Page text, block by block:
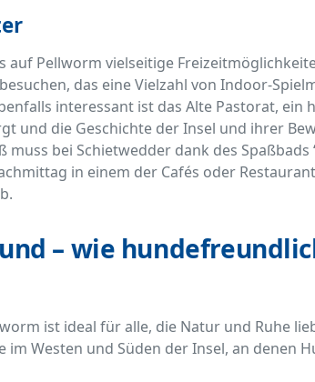
auf Pellworm vielseitige
das eine Vielzahl von Indoor-
interessant ist das Alte Pastorat, ein
und die Geschichte der Insel und ihrer
muss bei Schietwedder dank des Spaßbads
in einem der Cafés oder
– wie
ist ideal für alle, die Natur und Ruhe
Westen und Süden der Insel, an denen